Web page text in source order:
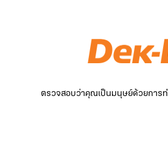
ตรวจสอบว่าคุณเป็นมนุษย์ด้วยการท